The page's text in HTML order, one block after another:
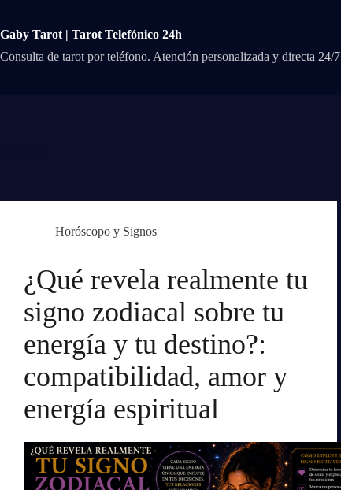
contenido
Gaby Tarot | Tarot Telefónico 24h
Consulta de tarot por teléfono. Atención personalizada y directa 24/7
Horóscopo y Signos
¿Qué revela realmente tu
signo zodiacal sobre tu
energía y tu destino?:
compatibilidad, amor y
energía espiritual